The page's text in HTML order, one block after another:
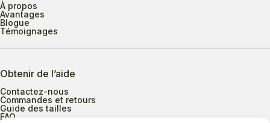
À propos
Avantages
Blogue
Témoignages
Obtenir de l’aide
Contactez-nous
Commandes et retours
Guide des tailles
FAQ